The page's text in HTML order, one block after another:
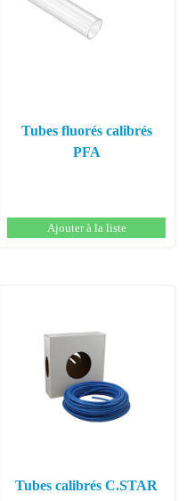
Tubes fluorés calibrés
PFA
Ajouter à la liste
Tubes calibrés C.STAR